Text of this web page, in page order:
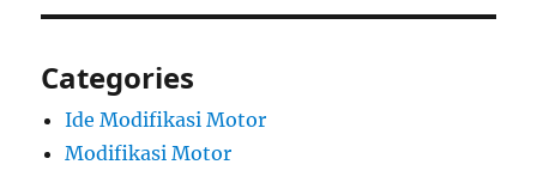
Categories
Ide Modifikasi Motor
Modifikasi Motor